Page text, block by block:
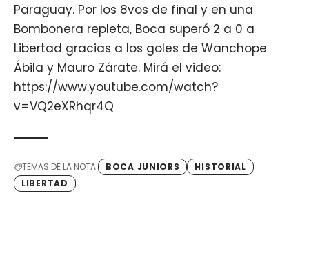
Paraguay. Por los 8vos de final y en una
Bombonera repleta, Boca superó 2 a 0 a
Libertad gracias a los goles de Wanchope
Ábila y Mauro Zárate. Mirá el video:
https://www.youtube.com/watch?
v=VQ2eXRhqr4Q
TEMAS DE LA NOTA BOCA JUNIORS
HISTORIAL
LIBERTAD